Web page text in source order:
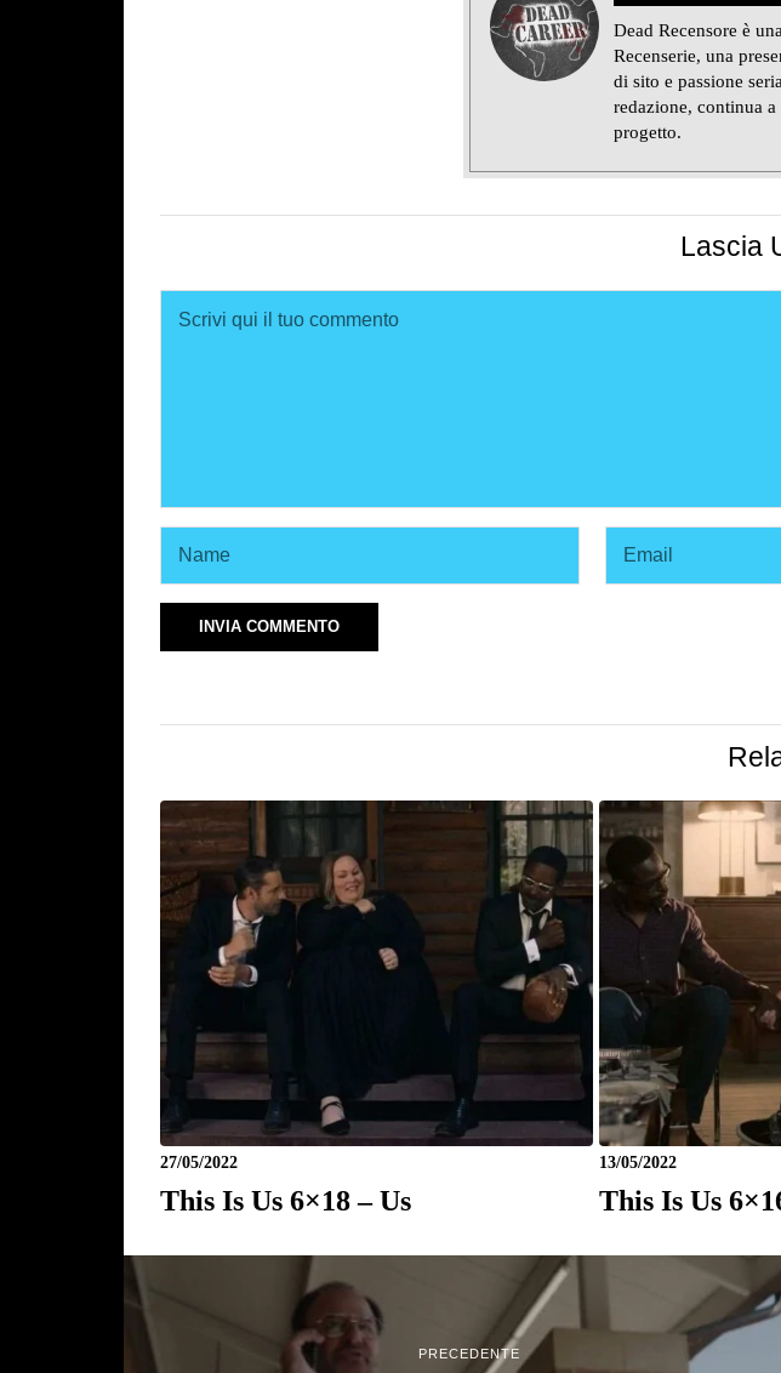
Dead Recensore è
Recenserie, una
di sito e passione
redazione, continua
progetto.
Lascia
27/05/2022
This Is Us 6×18 – Us
13/05/2022
This Is Us
PRECEDENTE